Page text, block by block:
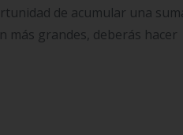
de acumular una
más grandes, deberás hacer